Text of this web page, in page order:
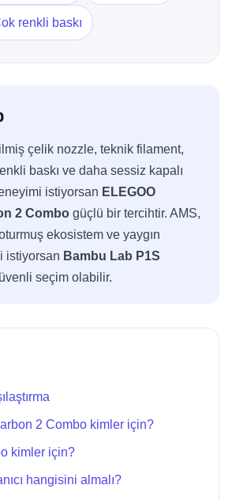
renkli baskı
çelik nozzle, teknik filament,
baskı ve daha sessiz kapalı
istiyorsan ELEGOO
2 Combo güçlü bir tercihtir. AMS,
ekosistem ve yaygın
istiyorsan Bambu Lab P1S
seçim olabilir.
2 Combo kimler için?
kimler için?
hangisini almalı?